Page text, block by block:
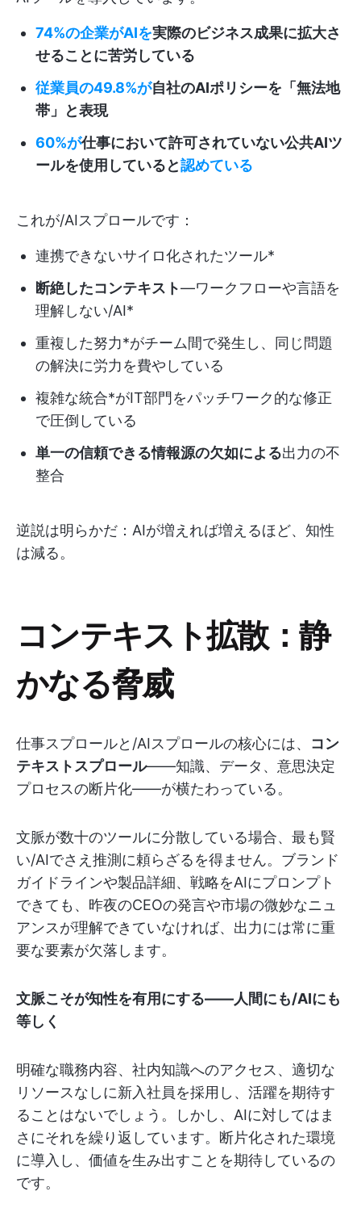
74%の企業がAIを実際のビジネス成果に拡大さ
せることに苦労している
従業員の49.8%が自社のAIポリシーを「無法地
帯」と表現
60%が仕事において許可されていない公共AIツ
ールを使用していると認めている
これが/AIスプロールです：
連携できないサイロ化されたツール*
断絶したコンテキスト—ワークフローや言語を
理解しない/AI*
重複した努力*がチーム間で発生し、同じ問題
の解決に労力を費やしている
複雑な統合*がIT部門をパッチワーク的な修正
で圧倒している
単一の信頼できる情報源の欠如による出力の不
整合
逆説は明らかだ：AIが増えれば増えるほど、知性
は減る。
コンテキスト拡散：静
かなる脅威
仕事スプロールと/AIスプロールの核心には、 コン
テキストスプロール——知識、データ、意思決定
プロセスの断片化——が横たわっている。
文脈が数十のツールに分散している場合、最も賢
い/AIでさえ推測に頼らざるを得ません。ブランド
ガイドラインや製品詳細、戦略をAIにプロンプト
できても、昨夜のCEOの発言や市場の微妙なニュ
アンスが理解できていなければ、出力には常に重
要な要素が欠落します。
文脈こそが知性を有用にする——人間にも/AIにも
等しく
明確な職務内容、社内知識へのアクセス、適切な
リソースなしに新入社員を採用し、活躍を期待す
ることはないでしょう。しかし、AIに対してはま
さにそれを繰り返しています。断片化された環境
に導入し、価値を生み出すことを期待しているの
です。